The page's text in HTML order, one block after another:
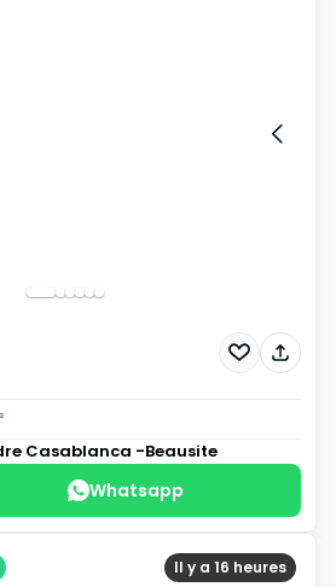
Casablanca -Beausite
Whatsapp
Il y a 16 heures